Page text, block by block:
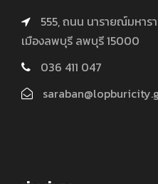
555, ถนน นารายณ์มหาร
เมืองลพบุรี ลพบุรี 15000
036 411 047